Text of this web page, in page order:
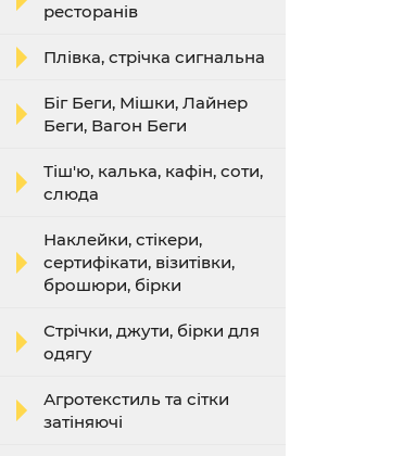
ресторанів
Плівка, стрічка сигнальна
Біг Беги, Мішки, Лайнер
Беги, Вагон Беги
Тіш'ю, калька, кафін, соти,
слюда
Наклейки, стікери,
сертифікати, візитівки,
брошюри, бірки
Стрічки, джути, бірки для
одягу
Агротекстиль та сітки
затіняючі